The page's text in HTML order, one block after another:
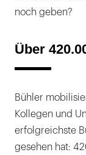
noch geben?
Über
Bühler
Kollegen und
erfolgreichste
gesehen hat: